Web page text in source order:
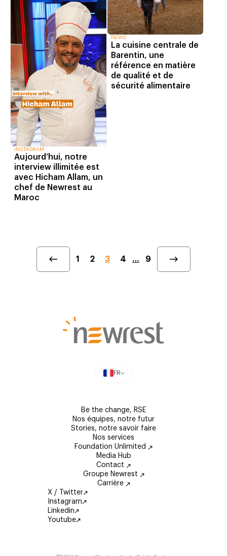
INSTAGRAM
Aujourd’hui, notre
interview illimitée est
avec Hicham Allam, un
chef de Newrest au
Maroc
NEWS
La cuisine centrale de
Barentin, une
référence en matière
de qualité et de
sécurité alimentaire
1 2 3 4 … 9
FR
Be the change, RSE
Nos équipes, notre futur
Stories, notre savoir faire
Nos services
Foundation Unlimited
Media Hub
Contact
Groupe Newrest
Carrière
X / Twitter
Instagram
Linkedin
Youtube